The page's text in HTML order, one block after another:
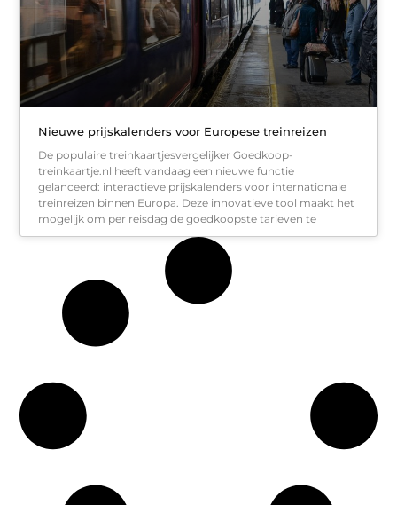
Nieuwe prijskalenders voor Europese treinreizen
De populaire treinkaartjesvergelijker Goedkoop-
treinkaartje.nl heeft vandaag een nieuwe functie
gelanceerd: interactieve prijskalenders voor internationale
treinreizen binnen Europa. Deze innovatieve tool maakt het
mogelijk om per reisdag de goedkoopste tarieven te